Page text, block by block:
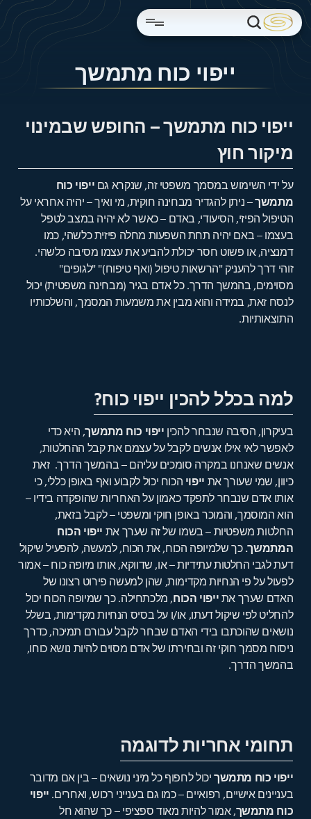
ייפוי כוח מתמשך
ייפוי כוח מתמשך – החופש שבמינוי
מיקור חוץ
על ידי השימוש במסמך משפטי זה, שנקרא גם ייפוי כוח
מתמשך– ניתן להגדיר מבחינה חוקית, מי ואיך – יהיה אחראי על
הטיפול הפיזי, הסיעודי, באדם – כאשר לא יהיה במצב לטפל
בעצמו – באם יהיה תחת השפעות מחלה פיזית כלשהי, כמו
דמנציה, או פשוט חסר יכולת להביע את עצמו מסיבה כלשהי.
זוהי דרך להעניק "הרשאות טיפול (ואף טיפוח)" "לגופים"
מסוימים, בהמשך הדרך. כל אדם בגיר (מבחינה משפטית) יכול
לנסח זאת, במידה והוא מבין את משמעות המסמך, והשלכותיו
התוצאותיות.
למה בכלל להכין ייפוי כוח?
בעיקרון, הסיבה שנבחר להכין ייפוי כוח מתמשך, היא כדי
לאפשר לאי אילו אנשים לקבל על עצמם את קבל ההחלטות,
אנשים שאנחנו במקרה סומכים עליהם – בהמשך הדרך. זאת
כיוון, שמי שעורך את ייפוי הכוח יכול לקבוע ואף באופן כללי, כי
אותו אדם שנבחר לתפקד כאמון על האחריות שהופקדה בידיו –
הוא המוסמך, והמוכר באופן חוקי ומשפטי – לקבל בזאת,
החלטות משפטיות – בשמו של זה שערך את ייפוי הכוח
המתמשך.כך שלמיופה הכוח, את הכוח, למעשה, להפעיל שיקול
דעת לגבי החלטות עתידיות – או, שדווקא, אותו מיופה כוח – אמור
לפעול על פי הנחיות מקדימות, שהן למעשה פירוט רצונו של
האדם שערך את ייפוי הכוח, מלכתחילה. כך שמיופה הכוח יכול
להחליט לפי שיקול דעתו, או/ו על בסיס הנחיות מקדימות, בשלל
נושאים שהוכתבו בידי האדם שבחר לקבל עבורם תמיכה, כדרך
ניסוח מסמך חוקי זה ובחירתו של אדם מסוים להיות נושא כוחו,
בהמשך הדרך.
תחומי אחריות לדוגמה
ייפוי כוח מתמשך יכול לחפוף כל מיני נושאים – בין אם מדובר
בעניינים אישיים, רפואיים – כמו גם בענייני רכוש, ואחרים. ייפוי
כוח מתמשך, אמור להיות מאוד ספציפי – כך שהוא חל